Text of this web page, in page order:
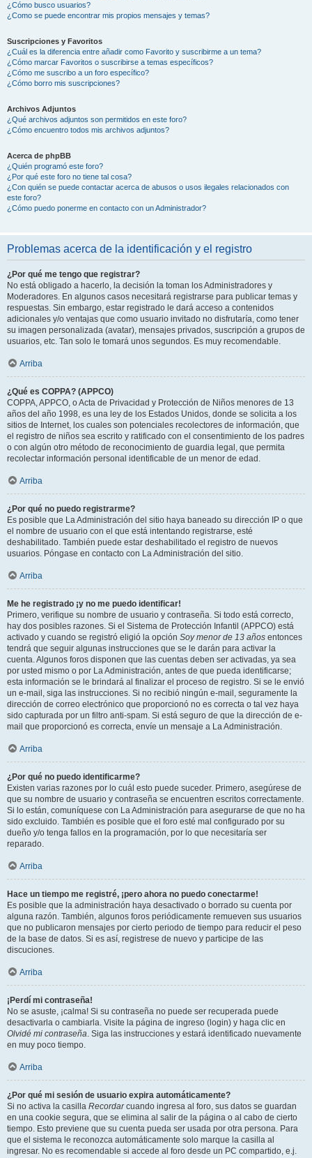
¿Cómo busco usuarios?
¿Como se puede encontrar mis propios mensajes y temas?
Suscripciones y Favoritos
¿Cuál es la diferencia entre añadir como Favorito y suscribirme a un tema?
¿Cómo marcar Favoritos o suscribirse a temas específicos?
¿Cómo me suscribo a un foro específico?
¿Cómo borro mis suscripciones?
Archivos Adjuntos
¿Qué archivos adjuntos son permitidos en este foro?
¿Cómo encuentro todos mis archivos adjuntos?
Acerca de phpBB
¿Quién programó este foro?
¿Por qué este foro no tiene tal cosa?
¿Con quién se puede contactar acerca de abusos o usos ilegales relacionados con
este foro?
¿Cómo puedo ponerme en contacto con un Administrador?
Problemas acerca de la identificación y el registro
¿Por qué me tengo que registrar?
No está obligado a hacerlo, la decisión la toman los Administradores y
Moderadores. En algunos casos necesitará registrarse para publicar temas y
respuestas. Sin embargo, estar registrado le dará acceso a contenidos
adicionales y/o ventajas que como usuario invitado no disfrutaría, como tener
su imagen personalizada (avatar), mensajes privados, suscripción a grupos de
usuarios, etc. Tan solo le tomará unos segundos. Es muy recomendable.
Arriba
¿Qué es COPPA? (APPCO)
COPPA, APPCO, o Acta de Privacidad y Protección de Niños menores de 13
años del año 1998, es una ley de los Estados Unidos, donde se solicita a los
sitios de Internet, los cuales son potenciales recolectores de información, que
el registro de niños sea escrito y ratificado con el consentimiento de los padres
o con algún otro método de reconocimiento de guardia legal, que permita
recolectar información personal identificable de un menor de edad.
Arriba
¿Por qué no puedo registrarme?
Es posible que La Administración del sitio haya baneado su dirección IP o que
el nombre de usuario con el que está intentando registrarse, esté
deshabilitado. También puede estar deshabilitado el registro de nuevos
usuarios. Póngase en contacto con La Administración del sitio.
Arriba
Me he registrado ¡y no me puedo identificar!
Primero, verifique su nombre de usuario y contraseña. Si todo está correcto,
hay dos posibles razones. Si el Sistema de Protección Infantil (APPCO) está
activado y cuando se registró eligió la opción Soy menor de 13 años entonces
tendrá que seguir algunas instrucciones que se le darán para activar la
cuenta. Algunos foros disponen que las cuentas deben ser activadas, ya sea
por usted mismo o por La Administración, antes de que pueda identificarse;
esta información se le brindará al finalizar el proceso de registro. Si se le envió
un e-mail, siga las instrucciones. Si no recibió ningún e-mail, seguramente la
dirección de correo electrónico que proporcionó no es correcta o tal vez haya
sido capturada por un filtro anti-spam. Si está seguro de que la dirección de e-
mail que proporcionó es correcta, envíe un mensaje a La Administración.
Arriba
¿Por qué no puedo identificarme?
Existen varias razones por lo cuál esto puede suceder. Primero, asegúrese de
que su nombre de usuario y contraseña se encuentren escritos correctamente.
Si lo están, comuníquese con La Administración para asegurarse de que no ha
sido excluido. También es posible que el foro esté mal configurado por su
dueño y/o tenga fallos en la programación, por lo que necesitaría ser
reparado.
Arriba
Hace un tiempo me registré, ¡pero ahora no puedo conectarme!
Es posible que la administración haya desactivado o borrado su cuenta por
alguna razón. También, algunos foros periódicamente remueven sus usuarios
que no publicaron mensajes por cierto periodo de tiempo para reducir el peso
de la base de datos. Si es así, registrese de nuevo y participe de las
discuciones.
Arriba
¡Perdí mi contraseña!
No se asuste, ¡calma! Si su contraseña no puede ser recuperada puede
desactivarla o cambiarla. Visite la página de ingreso (login) y haga clic en
Olvidé mi contraseña. Siga las instrucciones y estará identificado nuevamente
en muy poco tiempo.
Arriba
¿Por qué mi sesión de usuario expira automáticamente?
Si no activa la casilla Recordarcuando ingresa al foro, sus datos se guardan
en una cookie segura, que se elimina al salir de la página o al cabo de cierto
tiempo. Esto previene que su cuenta pueda ser usada por otra persona. Para
que el sistema le reconozca automáticamente solo marque la casilla al
ingresar. No es recomendable si accede al foro desde un PC compartido, e.j.